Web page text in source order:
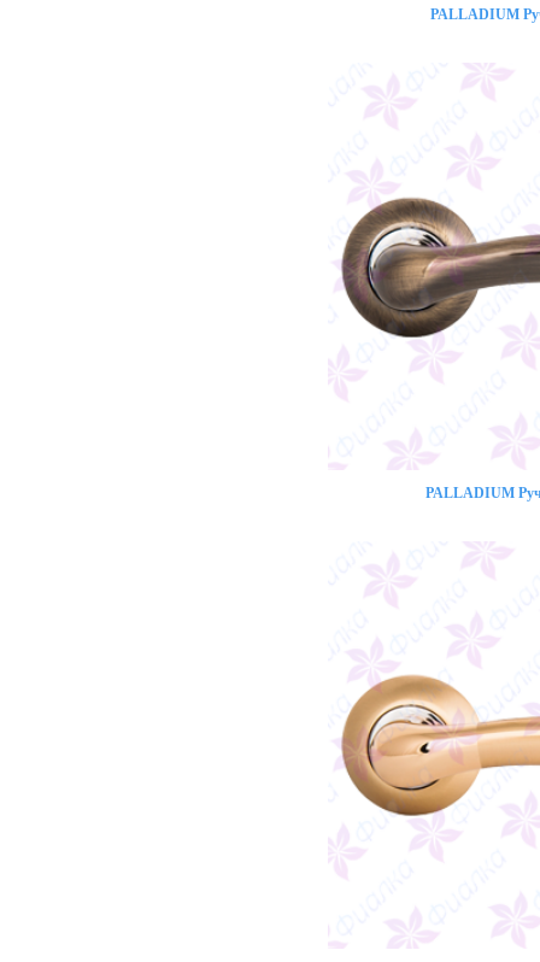
PALLADIUM
PALLADIUM